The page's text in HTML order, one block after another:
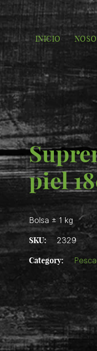
INICIO
piel
Bolsa ± 1 kg
SKU: 2329
Category: